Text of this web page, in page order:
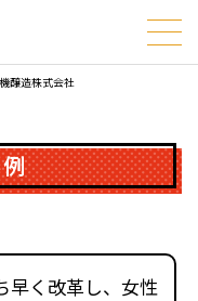
醸造株式会社
早く改革し、女性